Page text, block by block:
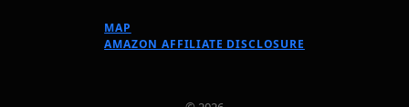
MAP
AMAZON AFFILIATE DISCLOSURE